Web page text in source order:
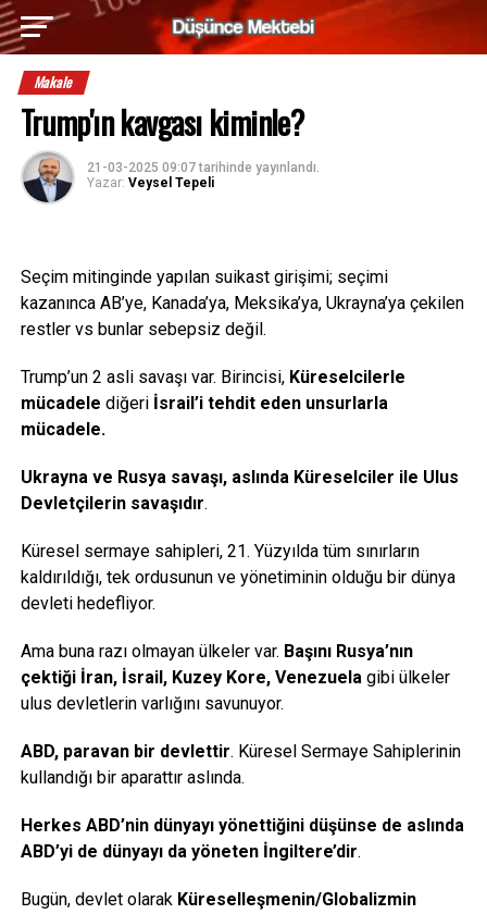
Makale
Trump'ın kavgası kiminle?
21-03-2025 09:07tarihinde yayınlandı.
Yazar: Veysel Tepeli
Seçim mitinginde yapılan suikast girişimi; seçimi
kazanınca AB’ye, Kanada’ya, Meksika’ya, Ukrayna’ya çekilen
restler vs bunlar sebepsiz değil.
Trump’un 2 asli savaşı var. Birincisi, Küreselcilerle
mücadele diğeri İsrail’i tehdit eden unsurlarla
mücadele.
Ukrayna ve Rusya savaşı, aslında Küreselciler ile Ulus
Devletçilerin savaşıdır.
Küresel sermaye sahipleri, 21. Yüzyılda tüm sınırların
kaldırıldığı, tek ordusunun ve yönetiminin olduğu bir dünya
devleti hedefliyor.
Ama buna razı olmayan ülkeler var. Başını Rusya’nın
çektiği İran, İsrail, Kuzey Kore, Venezuelagibi ülkeler
ulus devletlerin varlığını savunuyor.
ABD, paravan bir devlettir. Küresel Sermaye Sahiplerinin
kullandığı bir aparattır aslında.
Herkes ABD’nin dünyayı yönettiğini düşünse de aslında
ABD’yi de dünyayı da yöneten İngiltere’dir.
Bugün, devlet olarak Küreselleşmenin/Globalizmin